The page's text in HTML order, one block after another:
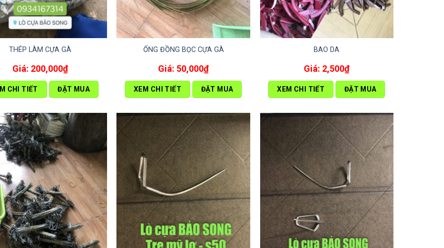
THÉP LÀM CỰA GÀ
200,000₫
CHI TIẾT ĐẶT MUA
ỐNG ĐỒNG BỌC CỰA GÀ
50,000₫
XEM CHI TIẾT ĐẶT MUA
BAO DA
2,500₫
XEM CHI TIẾT ĐẶT MUA